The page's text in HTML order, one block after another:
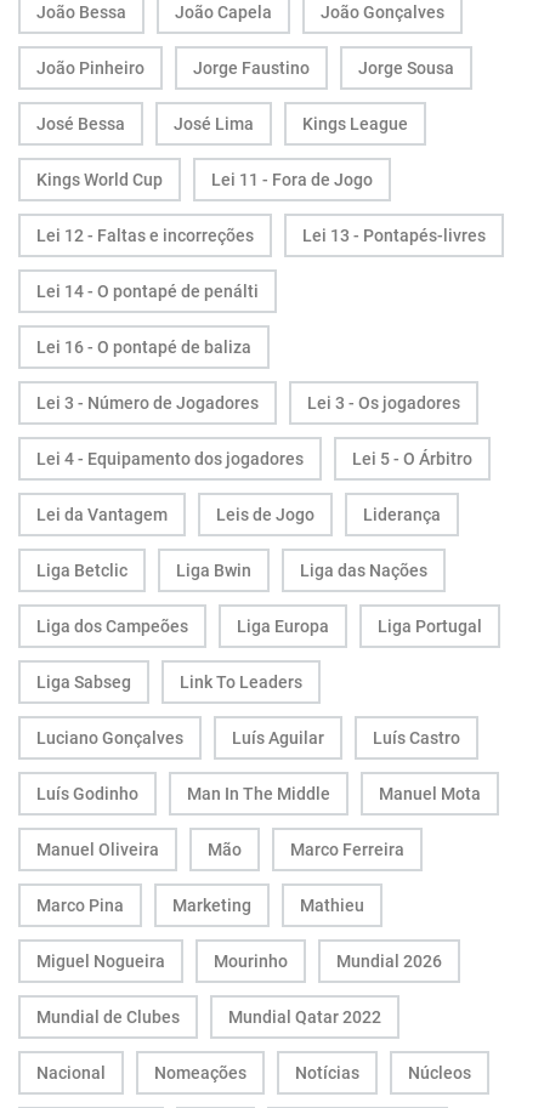
João Bessa João Capela João Gonçalves
João Pinheiro Jorge Faustino Jorge Sousa
José Bessa José Lima Kings League
Kings World Cup Lei 11 - Fora de Jogo
Lei 12 - Faltas e incorreções Lei 13 - Pontapés-livres
Lei 14 - O pontapé de penálti
Lei 16 - O pontapé de baliza
Lei 3 - Número de Jogadores Lei 3 - Os jogadores
Lei 4 - Equipamento dos jogadores Lei 5 - O Árbitro
Lei da Vantagem Leis de Jogo Liderança
Liga Betclic Liga Bwin Liga das Nações
Liga dos Campeões Liga Europa Liga Portugal
Liga Sabseg Link To Leaders
Luciano Gonçalves Luís Aguilar Luís Castro
Luís Godinho Man In The Middle Manuel Mota
Manuel Oliveira Mão Marco Ferreira
Marco Pina Marketing Mathieu
Miguel Nogueira Mourinho Mundial 2026
Mundial de Clubes Mundial Qatar 2022
Nacional Nomeações Notícias Núcleos